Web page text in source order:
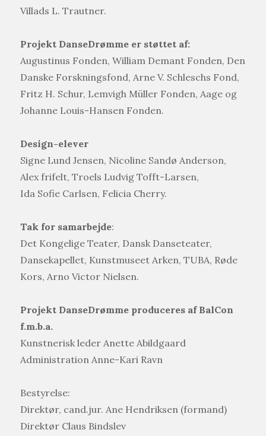
Villads L. Trautner.
Projekt DanseDrømme er støttet af:
Augustinus Fonden, William Demant Fonden, Den
Danske Forskningsfond, Arne V. Schleschs Fond,
Fritz H. Schur, Lemvigh Müller Fonden, Aage og
Johanne Louis-Hansen Fonden.
Design-elever
Signe Lund Jensen, Nicoline Sandø Anderson,
Alex frifelt, Troels Ludvig Tofft-Larsen,
Ida Sofie Carlsen, Felicia Cherry.
Tak for samarbejde:
Det Kongelige Teater, Dansk Danseteater,
Dansekapellet, Kunstmuseet Arken, TUBA, Røde
Kors, Arno Victor Nielsen.
Projekt DanseDrømme produceres af BalCon
f.m.b.a.
Kunstnerisk leder Anette Abildgaard
Administration Anne-Kari Ravn
Bestyrelse:
Direktør, cand.jur. Ane Hendriksen (formand)
Direktør Claus Bindslev